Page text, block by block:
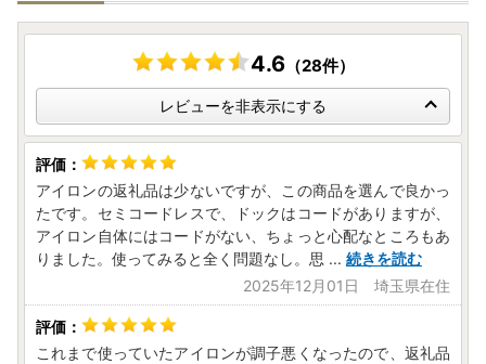
4.6（28件）
レビューを非表示にする
アイロンの返礼品は少ないですが、この商品を選んで良かっ
たです。セミコードレスで、ドックはコードがありますが、
アイロン自体にはコードがない、ちょっと心配なところもあ
りました。使ってみると全く問題なし。思 ... 続きを読む
2025年12月01日 埼玉県在住
これまで使っていたアイロンが調子悪くなったので、返礼品